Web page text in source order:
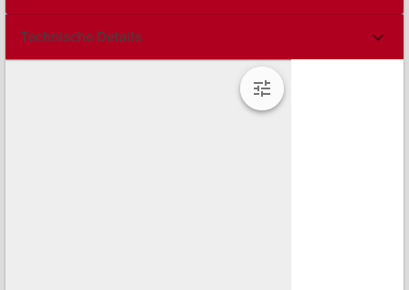
Technische Details